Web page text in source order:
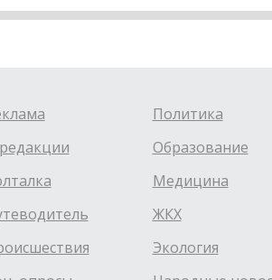
Политика
Образование
Медицина
ЖКХ
Экология